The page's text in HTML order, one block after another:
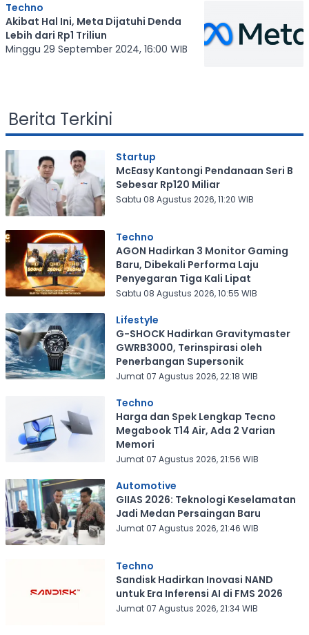
Techno
Akibat Hal Ini, Meta Dijatuhi Denda
Lebih dari Rp1 Triliun
Minggu 29 September 2024, 16:00 WIB
Berita Terkini
Startup
McEasy Kantongi Pendanaan Seri B
Sebesar Rp120 Miliar
Sabtu 08 Agustus 2026, 11:20 WIB
Techno
AGON Hadirkan 3 Monitor Gaming
Baru, Dibekali Performa Laju
Penyegaran Tiga Kali Lipat
Sabtu 08 Agustus 2026, 10:55 WIB
Lifestyle
G-SHOCK Hadirkan Gravitymaster
GWRB3000, Terinspirasi oleh
Penerbangan Supersonik
Jumat 07 Agustus 2026, 22:18 WIB
Techno
Harga dan Spek Lengkap Tecno
Megabook T14 Air, Ada 2 Varian
Memori
Jumat 07 Agustus 2026, 21:56 WIB
Automotive
GIIAS 2026: Teknologi Keselamatan
Jadi Medan Persaingan Baru
Jumat 07 Agustus 2026, 21:46 WIB
Techno
Sandisk Hadirkan Inovasi NAND
untuk Era Inferensi AI di FMS 2026
Jumat 07 Agustus 2026, 21:34 WIB